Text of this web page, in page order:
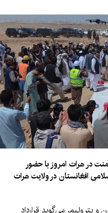
در هرات امروز با حضور
افغانستان در ولایت هرات
پترولیم، می‌گوید قرارداد